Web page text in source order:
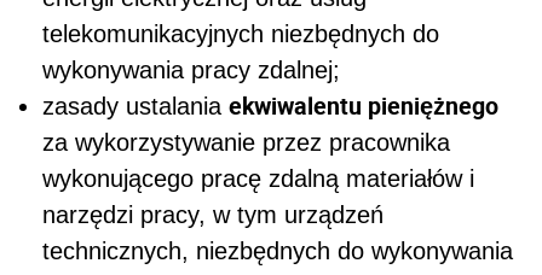
telekomunikacyjnych niezbędnych do
wykonywania pracy zdalnej;
zasady ustalania ekwiwalentu pieniężnego
za wykorzystywanie przez pracownika
wykonującego pracę zdalną materiałów i
narzędzi pracy, w tym urządzeń
technicznych, niezbędnych do wykonywania